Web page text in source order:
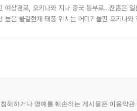
예상경로, 오키나와 지나 중국 동부로…찬홈은
높은 물결현재 태풍 위치는 어디? 돌핀 오키나와